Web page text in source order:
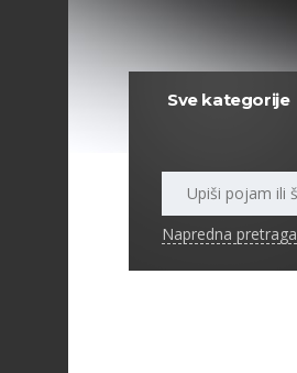
Sve kategorije
Napredna pretraga